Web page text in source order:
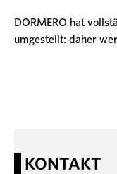
DORMERO hat
umgestellt: daher
KONTAKT